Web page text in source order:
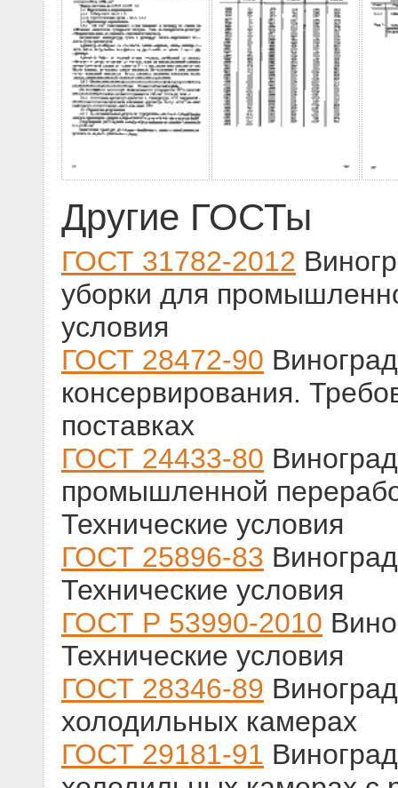
Другие ГОСТы
ГОСТ 31782-2012
уборки для
условия
ГОСТ 28472-90
консервирования.
поставках
ГОСТ 24433-80
промышленной
Технические условия
ГОСТ 25896-83
Технические условия
ГОСТ Р 53990-2010
Технические условия
ГОСТ 28346-89
холодильных камерах
ГОСТ 29181-91